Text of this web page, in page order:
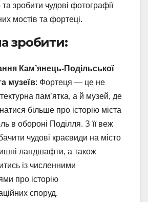
зробити чудові фотографії
мостів та фортеці.
зробити:
Кам’янець-Подільської
музеїв: Фортеця — це не
пам’ятка, а й музей, де
більше про історію міста
в обороні Поділля. З її веж
чудові краєвиди на місто
ландшафти, а також
із численними
про історію
споруд.